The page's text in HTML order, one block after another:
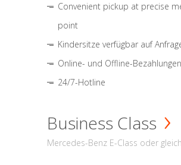
Convenient pickup at precise
point
Kindersitze verfügbar auf
Online- und Offline-Bezahlungen
24/7-Hotline
Business Class
Mercedes-Benz E-Class oder